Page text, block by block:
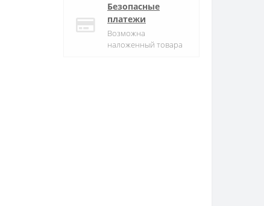
Безопасные
платежи
Возможна
наложенный товара